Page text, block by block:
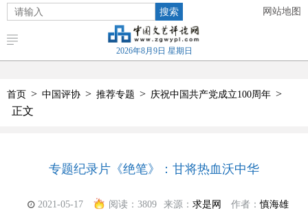
搜索 网站地图
2026年8月9日 星期日
首页 > 中国评协 > 推荐专题 > 庆祝中国共产党成立100周年 >
正文
专题纪录片《绝笔》：甘将热血沃中华
2021-05-17 阅读： 3809 来源： 求是网 作者：慎海雄